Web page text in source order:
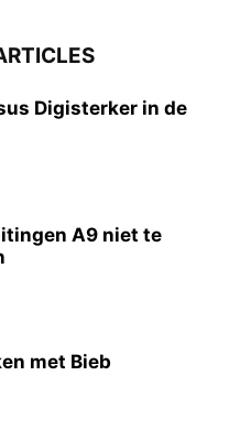
Digisterker in de
A9 niet te
met Bieb